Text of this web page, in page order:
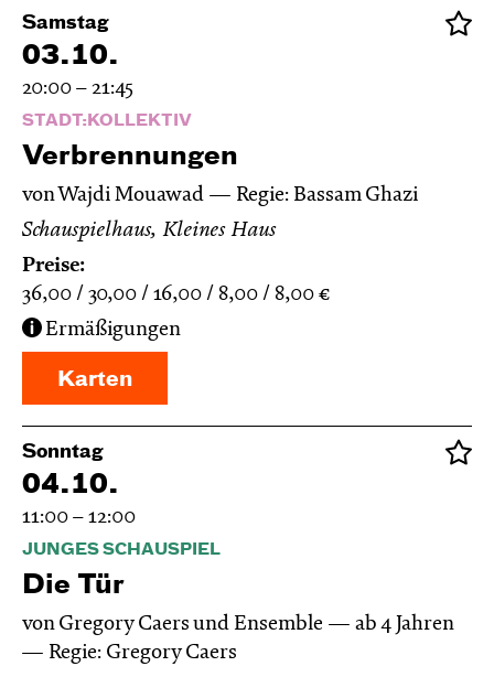
Samstag
03.10.
20:00 – 21:45
STADT:KOLLEKTIV
Verbren­nungen
von Wajdi Mouawad
Regie: Bassam Ghazi
Schauspielhaus, Kleines Haus
Preise:
36,00
30,00 16,00 8,00 8,00 €
Ermäßigungen
Karten
Sonntag
04.10.
11:00 – 12:00
JUNGES SCHAUSPIEL
Die Tür
von Gregory Caers und Ensemble
ab 4 Jahren
Regie: Gregory Caers